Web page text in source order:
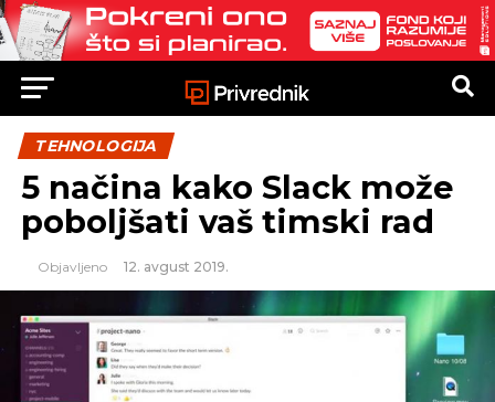
TEHNOLOGIJA
5 načina kako Slack može
poboljšati vaš timski rad
Objavljeno 12. avgust 2019.